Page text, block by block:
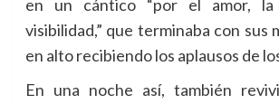
en un cántico “por el amor,
visibilidad,” que terminaba con sus
en alto recibiendo los aplausos de
En una noche así, también